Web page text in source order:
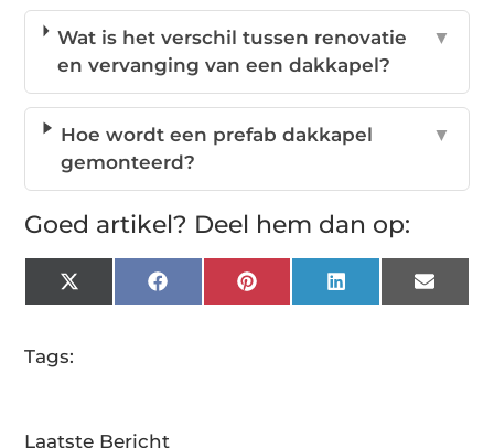
Wat is het verschil tussen renovatie
en vervanging van een dakkapel?
▼
Hoe wordt een prefab dakkapel
gemonteerd?
▼
Goed artikel? Deel hem dan op:
X
(Twitter)
FacebookPinterestLinkedInEmail
Tags:
Laatste Bericht